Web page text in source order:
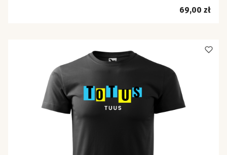
Cena
69,00 zł